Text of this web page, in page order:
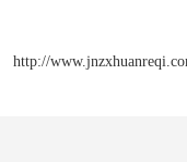
http://